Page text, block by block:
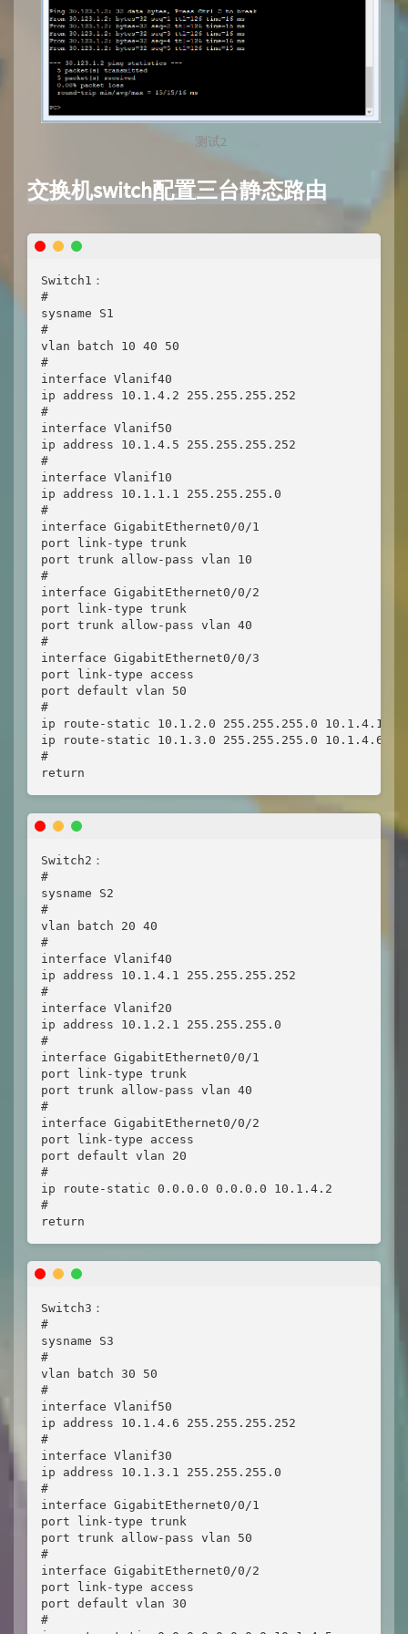
测试2
交换机switch配置三台静态路由
Switch1：
#
sysname S1
#
vlan batch 10 40 50
#
interface Vlanif40
ip address 10.1.4.2 255.255.255.252
#
interface Vlanif50
ip address 10.1.4.5 255.255.255.252
#
interface Vlanif10
ip address 10.1.1.1 255.255.255.0
#
interface GigabitEthernet0/0/1
port link-type trunk
port trunk allow-pass vlan 10
#
interface GigabitEthernet0/0/2
port link-type trunk
port trunk allow-pass vlan 40
#
interface GigabitEthernet0/0/3
port link-type access
port default vlan 50
#
ip route-static 10.1.2.0 255.255.255.0 10.1.4.1
ip route-static 10.1.3.0 255.255.255.0 10.1.4.6
#
return
Switch2：
#
sysname S2
#
vlan batch 20 40
#
interface Vlanif40
ip address 10.1.4.1 255.255.255.252
#
interface Vlanif20
ip address 10.1.2.1 255.255.255.0
#
interface GigabitEthernet0/0/1
port link-type trunk
port trunk allow-pass vlan 40
#
interface GigabitEthernet0/0/2
port link-type access
port default vlan 20
#
ip route-static 0.0.0.0 0.0.0.0 10.1.4.2
#
return
Switch3：
#
sysname S3
#
vlan batch 30 50
#
interface Vlanif50
ip address 10.1.4.6 255.255.255.252
#
interface Vlanif30
ip address 10.1.3.1 255.255.255.0
#
interface GigabitEthernet0/0/1
port link-type trunk
port trunk allow-pass vlan 50
#
interface GigabitEthernet0/0/2
port link-type access
port default vlan 30
#